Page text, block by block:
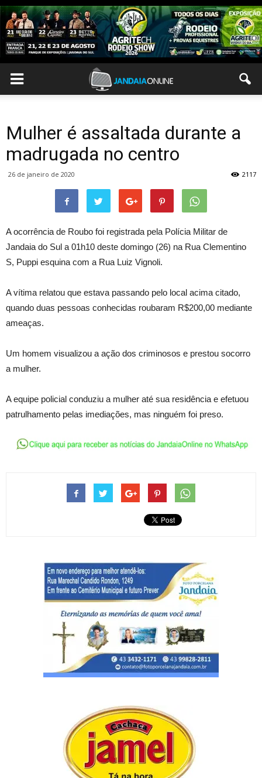
Mulher é assaltada durante a
madrugada no centro
26 de janeiro de 2020 2117
A ocorrência de Roubo foi registrada pela Polícia Militar de
Jandaia do Sul a 01h10 deste domingo (26) na Rua Clementino
S, Puppi esquina com a Rua Luiz Vignoli.
A vítima relatou que estava passando pelo local acima citado,
quando duas pessoas conhecidas roubaram R$200,00 mediante
ameaças.
Um homem visualizou a ação dos criminosos e prestou socorro
a mulher.
A equipe policial conduziu a mulher até sua residência e efetuou
patrulhamento pelas imediações, mas ninguém foi preso.